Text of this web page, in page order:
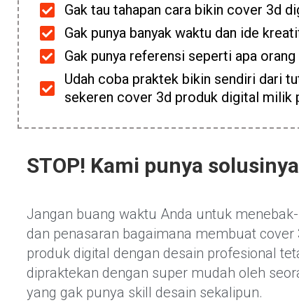
Gak tau tahapan cara bikin cover 3d
Gak punya banyak waktu dan ide
Gak punya referensi seperti apa
Udah coba praktek bikin sendiri dari
sekeren cover 3d produk digital milik
STOP! Kami punya
Jangan buang waktu Anda untuk
dan penasaran bagaimana membuat cover
produk digital dengan desain profesional
dipraktekan dengan super mudah oleh
yang gak punya skill desain sekalipun.